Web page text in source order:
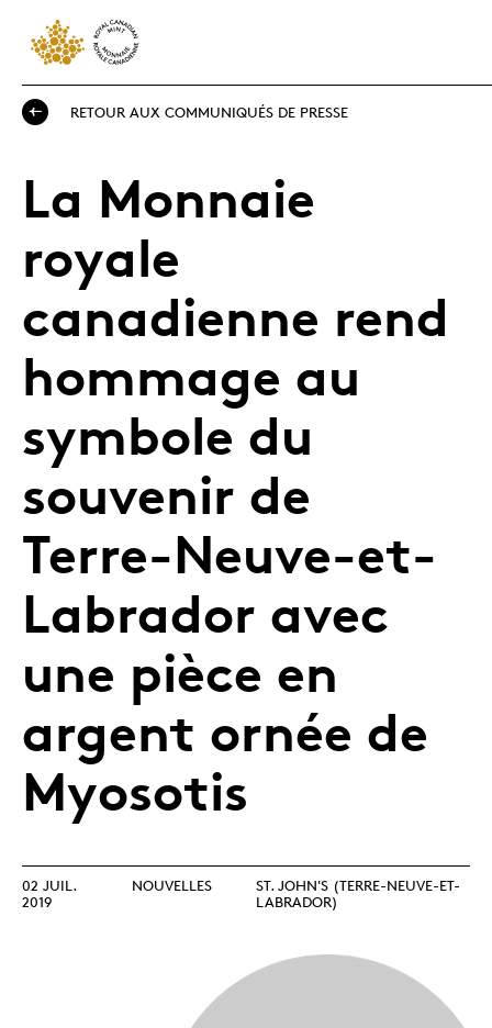
RETOUR AUX COMMUNIQUÉS DE PRESSE
La Monnaie
royale
canadienne rend
hommage au
symbole du
souvenir de
Terre-Neuve-et-
Labrador avec
une pièce en
argent ornée de
Myosotis
02 JUIL.
2019
NOUVELLES
ST. JOHN'S (TERRE-NEUVE-ET-
LABRADOR)